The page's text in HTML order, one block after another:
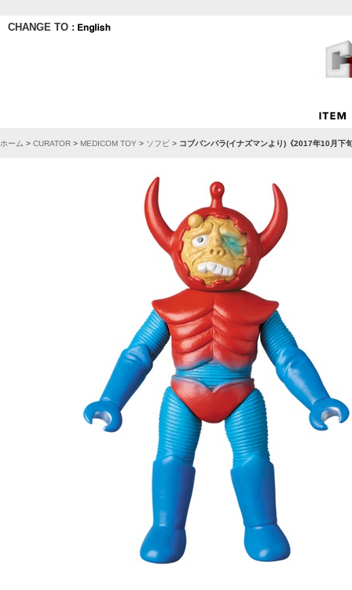
CHANGE TO :
ホーム > CURATOR > MEDICOM TOY > ソフビ > コブバンバラ(イナズマンより)《2017年10月下